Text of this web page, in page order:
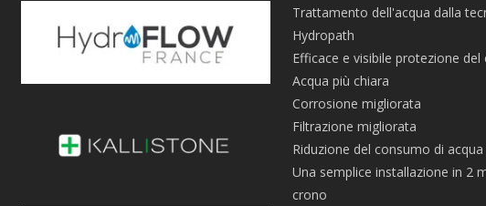
Trattamento dell'acqua dalla
Hydropath
Efficace e visibile protezione del
Acqua più chiara
Corrosione migliorata
Filtrazione migliorata
Riduzione del consumo di acqua
Una semplice installazione in 2
crono